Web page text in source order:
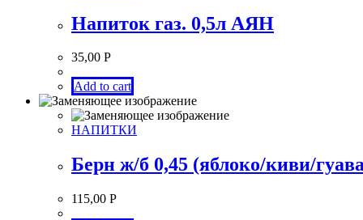
Напиток газ. 0,5л АЯН
35,00 Р
Add to cart
НАПИТКИ
Берн ж/б 0,45 (яблоко/киви/
115,00 Р